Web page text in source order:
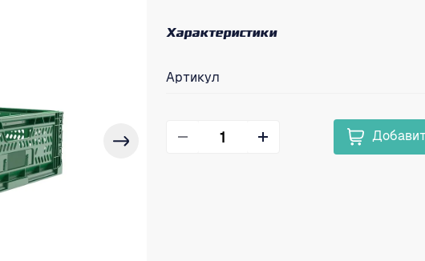
Характеристики
Артикул